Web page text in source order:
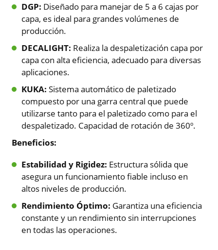
DGP: Diseñado para manejar de 5 a 6 cajas por
capa, es ideal para grandes volúmenes de
producción.
DECALIGHT: Realiza la despaletización capa por
capa con alta eficiencia, adecuado para diversas
aplicaciones.
KUKA: Sistema automático de paletizado
compuesto por una garra central que puede
utilizarse tanto para el paletizado como para el
despaletizado. Capacidad de rotación de 360º.
Beneficios:
Estabilidad y Rigidez: Estructura sólida que
asegura un funcionamiento fiable incluso en
altos niveles de producción.
Rendimiento Óptimo: Garantiza una eficiencia
constante y un rendimiento sin interrupciones
en todas las operaciones.